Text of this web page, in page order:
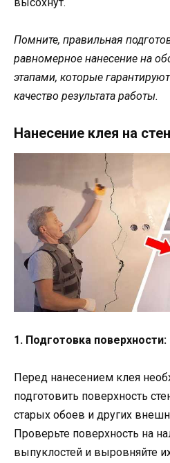
Помните, правильная
равномерное нанесение на
этапами, которые
качество результата работы.
Нанесение клея на
1. Подготовка поверхности:
Перед нанесением клея
подготовить поверхность
старых обоев и других
Проверьте поверхность на
выпуклостей и выровняйте